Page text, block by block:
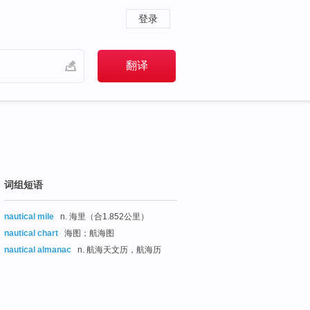
登录
词组短语
nautical mile
n. 海里（合1.852公里）
nautical chart
海图；航海图
nautical almanac
n. 航海天文历，航海历